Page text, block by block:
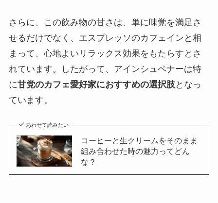
さらに、この飲み物の甘さは、単に味覚を満足さ
せるだけでなく、エスプレッソのカフェインと相
まって、心地よいリラックス効果をもたらすとさ
れています。したがって、アインシュペナーは特
に甘党のカフェ愛好家におすすめの選択肢となっ
ています。
あわせて読みたい
コーヒーと生クリームをそのまま
組み合わせた時の魅力ってどん
な？